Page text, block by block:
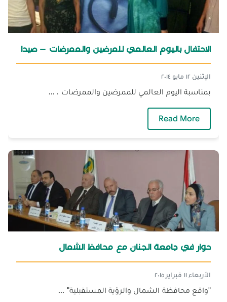
الاحتفال باليوم العالمي للمرضين والممرضات – صيدا
الإثنين ١٢ مايو ٢٠١٤
بمناسبة اليوم العالمي للممرضين والممرضات ، ...
Read More
حوار في جامعة الجنان مع محافظ الشمال
الأربعاء ١١ فبراير ٢٠١٥
"واقع محافظة الشمال والرؤية المستقبلية" ...